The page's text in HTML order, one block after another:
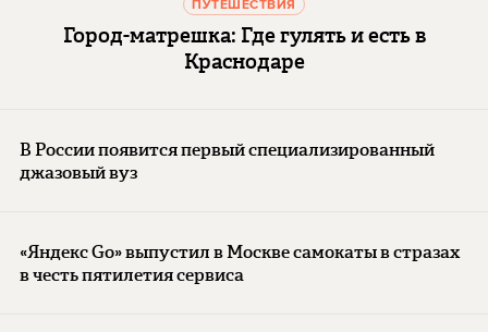
ПУТЕШЕСТВИЯ
Город-матрешка: Где гулять и есть в
Краснодаре
В России появится первый специализированный
джазовый вуз
«Яндекс Go» выпустил в Москве самокаты в стразах
в честь пятилетия сервиса